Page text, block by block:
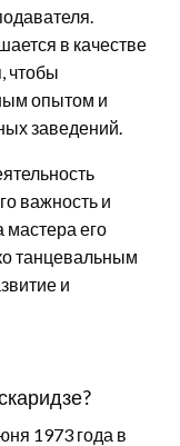
в качестве
чтобы
опытом и
заведений.
важность и
мастера его
танцевальным
и
1973 года в